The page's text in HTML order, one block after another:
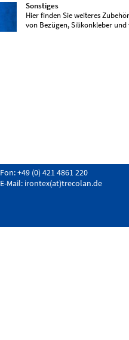
Sonstiges
Hier finden Sie weiteres
von Bezügen, Silikonkleber und
Fon: +49 (0) 421 4861 220
E-Mail: irontex(at)trecolan.de